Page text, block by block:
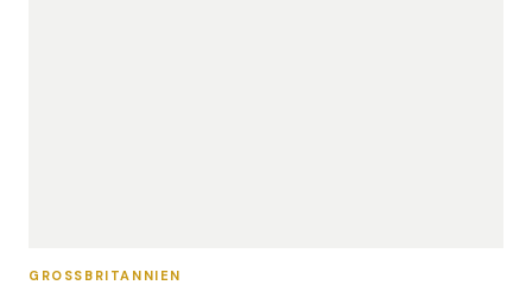
GROSSBRITANNIEN